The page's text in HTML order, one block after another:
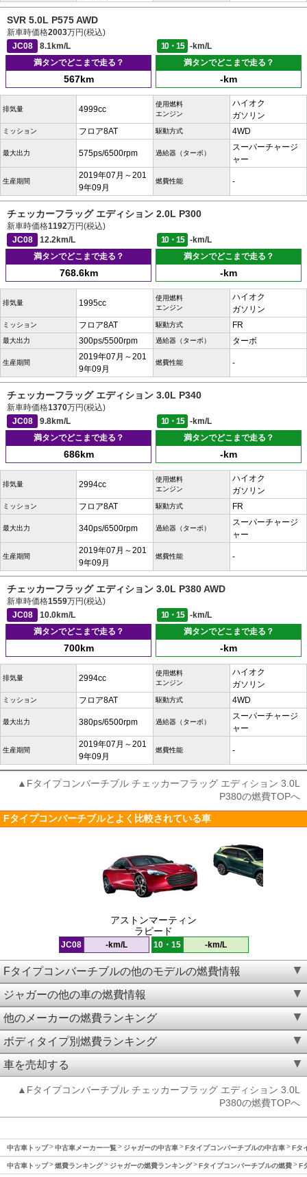
SVR 5.0L P575 AWD
新車時価格2003万円(税込)
JC08
8.1km/L 10・15
-km/L
満タンでどこまで走る？
567km
満タンでどこまで走る？
-km
排気量 4999cc
使用燃料
エンジン
ハイオク
ガソリン
ミッション フロア8AT 駆動方式 4WD
最大出力 575ps/6500rpm 過給器（ターボ）
スーパーチャージ
ャー
生産期間
2019年07月～201
9年09月
燃費性能 -
チェッカーフラッグ エディション 2.0L P300
新車時価格1192万円(税込)
JC08
12.2km/L 10・15
-km/L
満タンでどこまで走る？
768.6km
満タンでどこまで走る？
-km
排気量 1995cc
使用燃料
エンジン
ハイオク
ガソリン
ミッション フロア8AT 駆動方式 FR
最大出力 300ps/5500rpm 過給器（ターボ） ターボ
生産期間
2019年07月～201
9年09月
燃費性能 -
チェッカーフラッグ エディション 3.0L P340
新車時価格1370万円(税込)
JC08
9.8km/L 10・15
-km/L
満タンでどこまで走る？
686km
満タンでどこまで走る？
-km
排気量 2994cc
使用燃料
エンジン
ハイオク
ガソリン
ミッション フロア8AT 駆動方式 FR
最大出力 340ps/6500rpm 過給器（ターボ）
スーパーチャージ
ャー
生産期間
2019年07月～201
9年09月
燃費性能 -
チェッカーフラッグ エディション 3.0L P380 AWD
新車時価格1559万円(税込)
JC08
10.0km/L 10・15
-km/L
満タンでどこまで走る？
700km
満タンでどこまで走る？
-km
排気量 2994cc
使用燃料
エンジン
ハイオク
ガソリン
ミッション フロア8AT 駆動方式 4WD
最大出力 380ps/6500rpm 過給器（ターボ）
スーパーチャージ
ャー
生産期間
2019年07月～201
9年09月
燃費性能 -
▲Fタイプコンバーチブル チェッカーフラッグ エディション 3.0L
P380の燃費TOPへ
Fタイプコンバーチブルとよく比較されている車
アストンマーティン
ラピード
JC08 -km/L 10・15 -km/L
Fタイプコンバーチブルの他のモデルの燃費情報
ジャガーの他の車の燃費情報
他のメーカーの燃費ランキング
ボディタイプ別燃費ランキング
車を売却する
▲Fタイプコンバーチブル チェッカーフラッグ エディション 3.0L
P380の燃費TOPへ
中古車トップ 中古車メーカー一覧 ジャガーの中古車 Fタイプコンバーチブルの中古車 Fタ
中古車トップ 燃費ランキング ジャガーの燃費ランキング Fタイプコンバーチブルの燃費 F